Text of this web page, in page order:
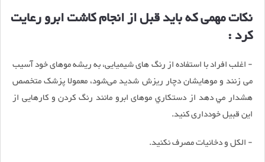
نکات مهمی که باید قبل از انجام کاشت ابرو رعایت
کرد :
- اغلب افراد با استفاده از رنگ های شیمیایی، به ریشه موهای خود آسیب
می زنند و موهایشان دچار ریزش شدید می‌شود، معمولا پزشک متخصص
هشدار مي دهد از دستکاري موهای ابرو مانند رنگ کردن و کارهایی از
این قبیل خودداری کنید.
- الکل و دخانیات مصرف نکنید.